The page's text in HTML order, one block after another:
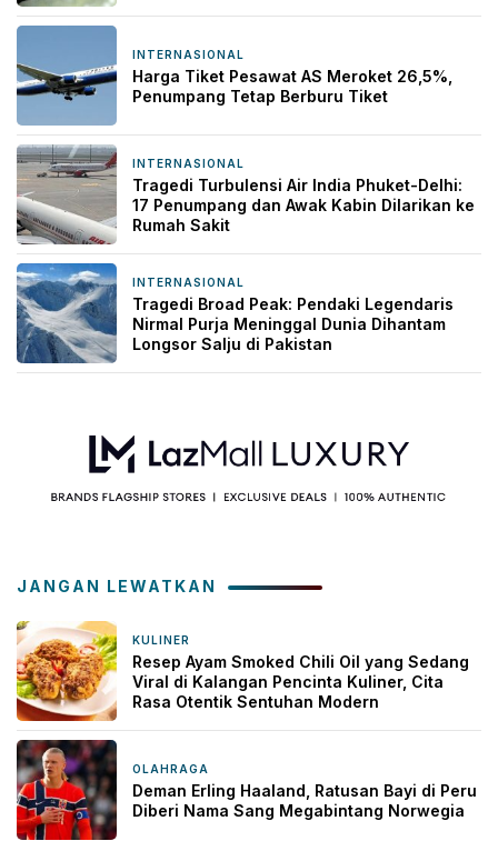
INTERNASIONAL
Harga Tiket Pesawat AS Meroket 26,5%,
Penumpang Tetap Berburu Tiket
INTERNASIONAL
Tragedi Turbulensi Air India Phuket-Delhi:
17 Penumpang dan Awak Kabin Dilarikan ke
Rumah Sakit
INTERNASIONAL
Tragedi Broad Peak: Pendaki Legendaris
Nirmal Purja Meninggal Dunia Dihantam
Longsor Salju di Pakistan
JANGAN LEWATKAN
KULINER
Resep Ayam Smoked Chili Oil yang Sedang
Viral di Kalangan Pencinta Kuliner, Cita
Rasa Otentik Sentuhan Modern
OLAHRAGA
Deman Erling Haaland, Ratusan Bayi di Peru
Diberi Nama Sang Megabintang Norwegia